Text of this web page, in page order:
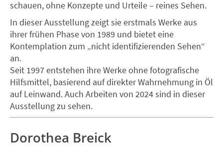
schauen, ohne Konzepte und Urteile – reines Sehen.
In dieser Ausstellung zeigt sie erstmals Werke aus
ihrer frühen Phase von 1989 und bietet eine
Kontemplation zum „nicht identifizierenden Sehen“
an.
Seit 1997 entstehen ihre Werke ohne fotografische
Hilfsmittel, basierend auf direkter Wahrnehmung in Öl
auf Leinwand. Auch Arbeiten von 2024 sind in dieser
Ausstellung zu sehen.
Dorothea Breick